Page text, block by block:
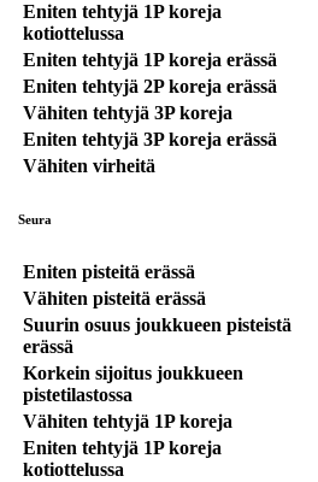
Eniten tehtyjä 1P koreja
kotiottelussa
Eniten tehtyjä 1P koreja erässä
Eniten tehtyjä 2P koreja erässä
Vähiten tehtyjä 3P koreja
Eniten tehtyjä 3P koreja erässä
Vähiten virheitä
Seura
Eniten pisteitä erässä
Vähiten pisteitä erässä
Suurin osuus joukkueen pisteistä
erässä
Korkein sijoitus joukkueen
pistetilastossa
Vähiten tehtyjä 1P koreja
Eniten tehtyjä 1P koreja
kotiottelussa